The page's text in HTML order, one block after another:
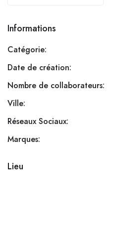
Informations
Catégorie:
Date de création:
Nombre de collaborateurs:
Ville:
Réseaux Sociaux:
Marques:
Lieu